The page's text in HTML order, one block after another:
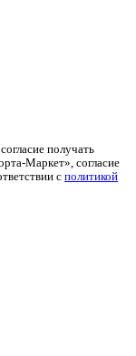
получать
Маркет», согласие
с политикой